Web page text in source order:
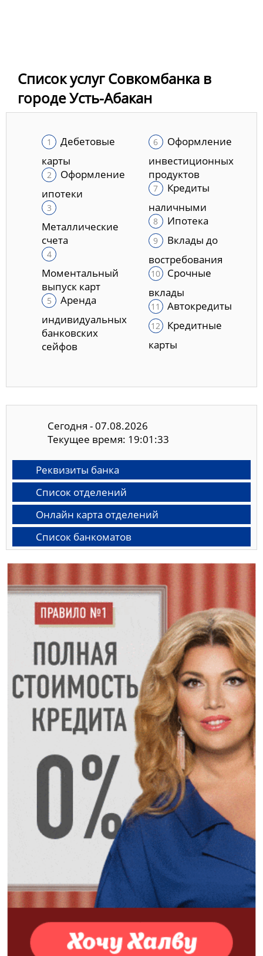
Список услуг Совкомбанка в
городе Усть-Абакан
Дебетовые
карты
Оформление
ипотеки
Металлические
счета
Моментальный
выпуск карт
Аренда
индивидуальных
банковских
сейфов
Оформление
инвестиционных
продуктов
Кредиты
наличными
Ипотека
Вклады до
востребования
Срочные
вклады
Автокредиты
Кредитные
карты
Сегодня - 07.08.2026
Текущее время: 19:01:34
Реквизиты банка
Список отделений
Онлайн карта отделений
Список банкоматов